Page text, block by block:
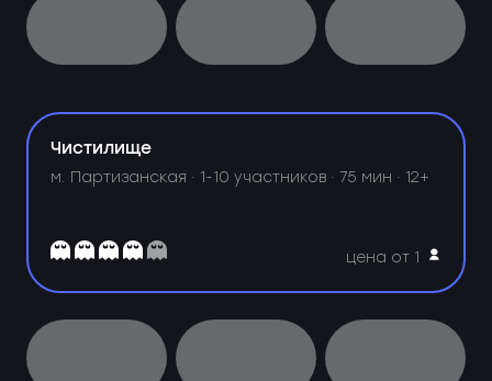
Чистилище
м. Партизанская · 1-10 участников · 75 мин · 12+
цена от 1